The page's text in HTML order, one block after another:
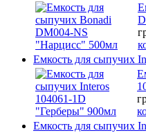
Емкость для сыпучих
Емкость для сыпучих